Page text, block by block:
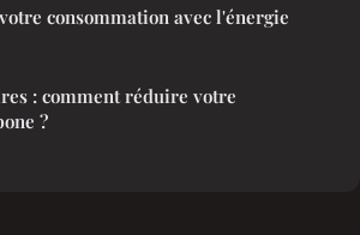
consommation avec l'énergie
: comment réduire votre
?